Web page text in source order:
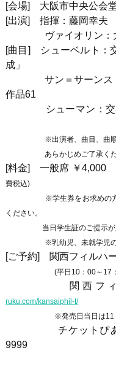
[会場] 大阪市中央公会
[出演] 指揮：藤岡幸夫
ヴァイオリン：大
[曲目] シューベルト：
成」
サン＝サーンス：ヴ
作品61
シューマン：交響
※出演者、曲目、曲
あらかじめご了承く
[料金] 一般席 ￥4,000
費税込)
※学生券をお求めの
ください。
当日学生証のご提示が必
※乳幼児、未就学児
[ご予約] 関西フィルハ
(平日10：00～
関西フィル
ruku.com/kansaiphil-t/
※発売日当日は11
チケットぴあ[P
9999